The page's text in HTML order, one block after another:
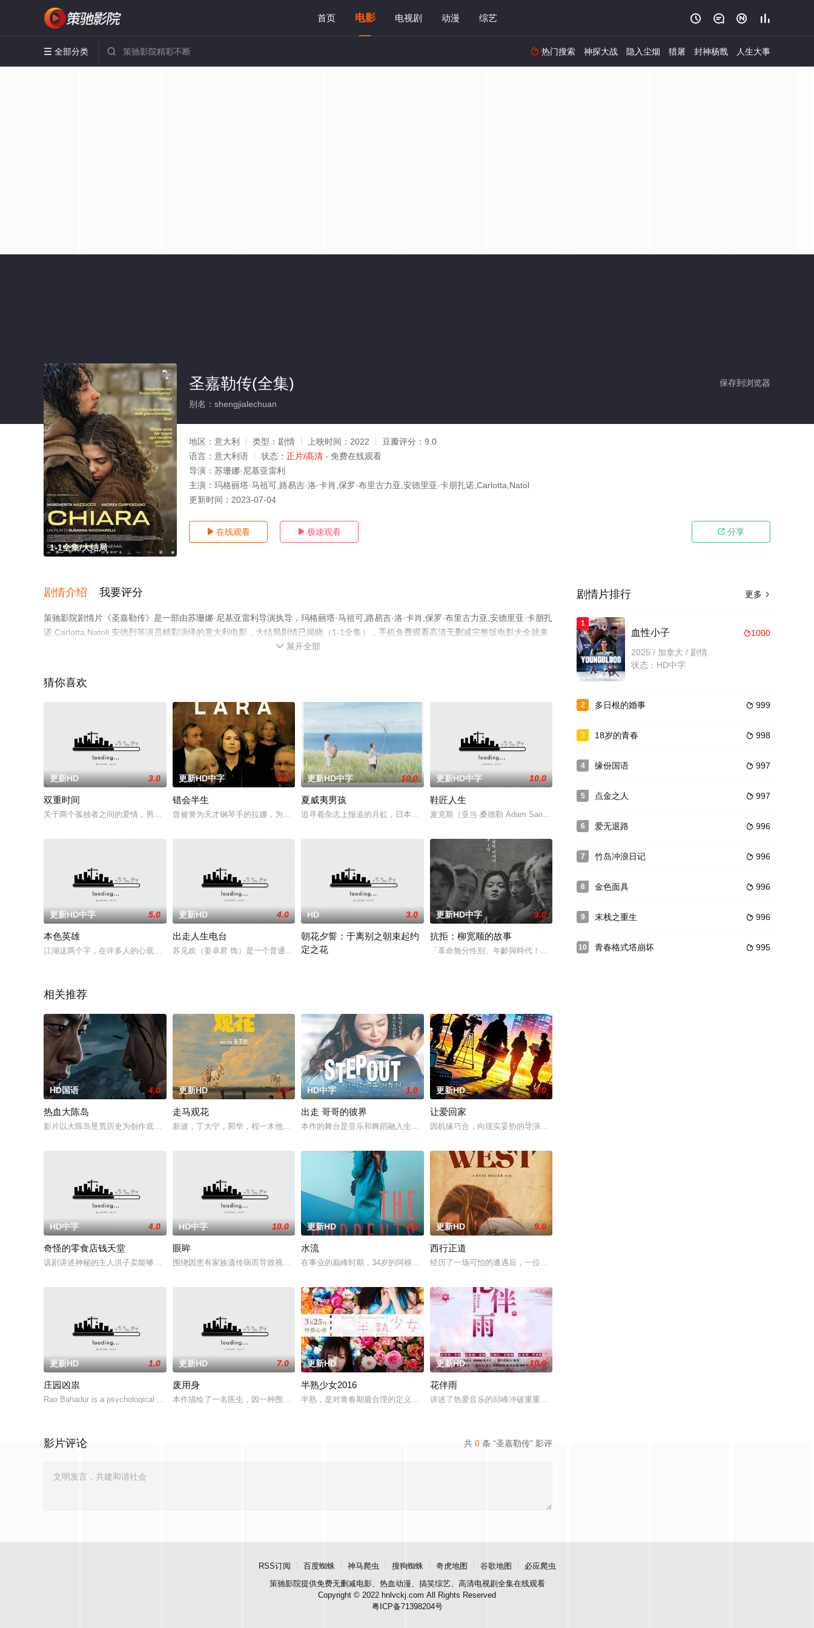
首页 电影 电视剧 动漫 综艺    
 全部分类   热门搜索 神探大战 隐入尘烟 猎屠 封神杨戬 人生大事
1-1全集/大结局
保存到浏览器
圣嘉勒传(全集)
别名：shengjialechuan
地区： 意大利 类型： 剧情 上映时间： 2022 豆瓣评分： 9.0
语言： 意大利语 状态： 正片/高清 - 免费在线观看
导演： 苏珊娜·尼基亚雷利
主演： 玛格丽塔·马祖可,路易吉·洛·卡肖,保罗·布里古力亚,安德里亚·卡朋扎诺,Carlotta,Natol
更新时间： 2023-07-04
 在线观看  极速观看  分享
剧情介绍 我要评分
策驰影院剧情片《圣嘉勒传》是一部由苏珊娜·尼基亚雷利导演执导，玛格丽塔·马祖可,路易吉·洛·卡肖,保罗·布里古力亚,安德里亚·卡朋扎
诺,Carlotta,Natoli,安德烈等演员精彩演绎的意大利电影，大结局剧情已揭晓（1-1全集），手机免费观看高清无删减完整版电影大全就来
策驰电影网，更多相关信息可移步至豆瓣电影、电视猫或剧情网等平台了解。
 展开全部
猜你喜欢
更新HD 3.0
双重时间
关于两个孤独者之间的爱情，男人被女人的美貌迷得神魂颠倒，他在不知不觉卷入了危险的漩涡当中。这部浪漫惊悚题材影
更新HD中字 3.0
错会半生
曾被誉为天才钢琴手的拉娜，为了相夫教子放弃了大好前程，却没料到此后人生却不如计画中的顺利。在六十岁生日当天，
更新HD中字 10.0
夏威夷男孩
追寻着杂志上报道的月虹，日本男孩玲雄和女友来到夏威夷岛旅行，邂逅了岛北端霍诺卡坷村镇上的老式影院。半年后，从
更新HD中字 10.0
鞋匠人生
麦克斯（亚当·桑德勒 Adam Sandler 饰）出生在一个鞋匠世家，家里祖祖辈辈都靠着经营一间修鞋店维生
更新HD中字 5.0
本色英雄
江湖这两个字，在许多人的心底，都是一块神秘却又触不可及的地方，但万变不离其宗，有人的地方必定有江湖的出现，今
更新HD 4.0
出走人生电台
苏见欢（姜卓君 饰）是一个普通的90后女孩，生长在一个破碎的家庭之中。不幸的童年经历给苏见欢的内心蒙上了一层
HD 3.0
朝花夕誓：于离别之朝束起约
定之花
更新HD中字 3.0
抗拒：柳宽顺的故事
「革命無分性別、年齡與時代！電影取材自真實韓國獨立運動，以年輕革命女義士柳寬順為原型，見證一段鮮
相关推荐
HD国语 4.0
热血大陈岛
影片以大陈岛垦荒历史为创作底色，在尊重历史真实性的前提下，以年轻化、科技化的光影语言活化红色记忆，生动诠释了
更新HD 1.0
走马观花
新波，丁大宁，郭华，程一木他们毕业于同一所大学。他们和很多年轻人一样，自以为是，敏感错弱，没有被认可的才华。
HD中字 1.0
出走 哥哥的彼界
本作的舞台是音乐和舞蹈融入生活的冲绳。与母亲朱音、妹妹舞一起生活的照屋踊，憧憬舞蹈学校的丽莎，开始了舞蹈生涯
更新HD 4.0
让爱回家
因机缘巧合，向现实妥协的导演朱达仁萌生拍一部《河南人在北京》电影的念头，在说服主编姚松、老乡韩战
HD中字 4.0
奇怪的零食店钱天堂
该剧讲述神秘的主人洪子卖能够实现人们愿望的神秘零食，以及人们来到那里展开一段魔法般的故事。
HD中字 10.0
眼眸
围绕因患有家族遗传病而导致视力逐渐丧失的摄影师瑞真展开。在面对跨越视力障碍、好不容易成为陶艺家却离奇身亡的双
更新HD 5.0
水流
在事业的巅峰时期，34岁的阿根廷造型师丽娜在瑞士的一场颁奖典礼后，被一种突如其来的冲动驱使。回到布宜诺斯艾利
更新HD 9.0
西行正道
经历了一场可怕的遭遇后，一位小镇女子向疏远的哥哥借了钱，独自一人踏上穿越西德克萨斯州的旅程，寻求
更新HD 1.0
庄园凶祟
Rao Bahadur is a psychological drama set against the b
更新HD 7.0
废用身
本作描绘了一名医生，因一种围绕“废用身”——因瘫痪等原因已无恢复可能的四肢——的治疗方法，而一步步踏入在追求
更新HD 6.0
半熟少女2016
半熟，是对青春期最合理的定义，它是梦开始的地方，没有深思熟虑，只有最单纯的坚定，然而，在这个充满意外的年纪，
更新HD 10.0
花伴雨
讲述了热爱音乐的邱峰冲破重重阻力，克服种种困难，组建乐队追求自己的音乐梦想，并走出了困住他的亲情
共 0 条 “圣嘉勒传” 影评
影片评论
更多 
剧情片排行
1
1000
血性小子
2025 / 加拿大 / 剧情
状态：HD中字
2  999
多日根的婚事
3  998
18岁的青春
4  997
缘份国语
5  997
点金之人
6  996
爱无退路
7  996
竹岛冲浪日记
8  996
金色面具
9  996
末栈之重生
10  995
青春格式塔崩坏
RSS订阅 百度蜘蛛 神马爬虫 搜狗蜘蛛 奇虎地图 谷歌地图
必应爬虫
策驰影院提供免费无删减电影、热血动漫、搞笑综艺、高清电视剧全集在线观看
Copyright © 2022 hnlvckj.com All Rights Reserved
粤ICP备71398204号